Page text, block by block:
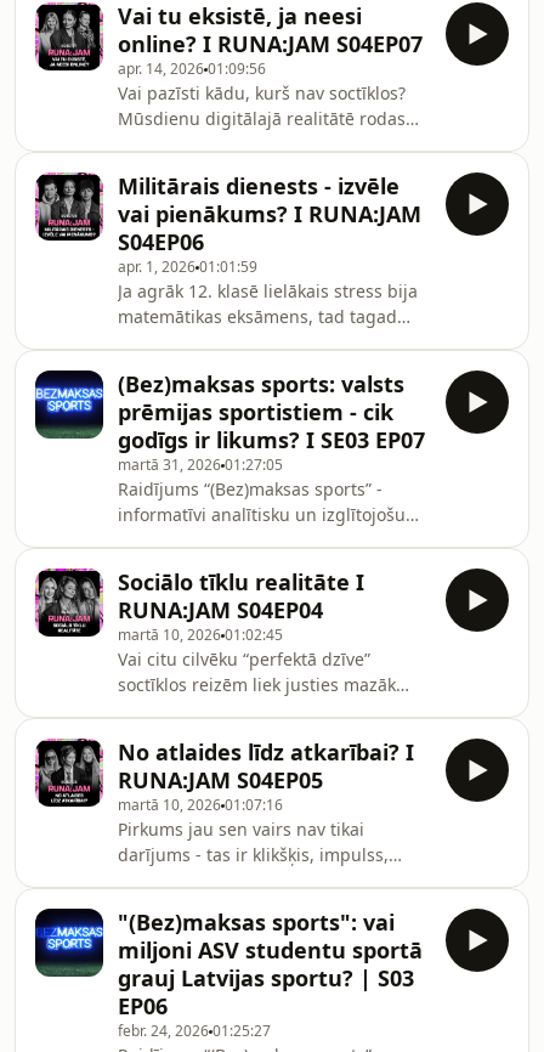
sportā. 3. sezonas 8. epizodes tēma:
nauda Latvijas basketbola klubos.
Publiskajā telpā un kuluāros nereti
klejo dažādas summas un arī
spekulācijas par Latvijas basketbola
klubu rocību. Cik pelna treneri, kādi ir
spēlētāju atalgojumi, cik
nepieciešams dal
Vai tu eksistē, ja neesi
online? I RUNA:JAM S04EP07
apr. 14, 202601:09:56
Vai pazīsti kādu, kurš nav soctīklos?
Mūsdienu digitālajā realitātē rodas
vari sajusties kā ārpus sistēmas vai
sabiedrības. Kur galu galā problēma -
pašos soctīklos vai tajā, kā mēs tos
lietojam un ko no tiem sagaidām -
studijā ar raidījuma vadītāju Nansiju
Garkalni diskutē Vanesa Čepule, kura
bauda dzīvi ārpus soctīkl
Militārais dienests - izvēle
vai pienākums? I RUNA:JAM
S04EP06
apr. 1, 202601:01:59
Ja agrāk 12. klasē lielākais stress bija
matemātikas eksāmens, tad tagad
principa”, kas skan mazliet kā loterija,
tikai balvā ir formastērps, nevis
ceļojums uz Bali. Tā ir pavēste,
datums kalendārā un izvēle, kas
pēkšņi izskatās nopietnāka par to,
kuru maģistra programmu
izvēlēties.Vai tas ir pilsoņa pienākums
vai tomēr personisk
(Bez)maksas sports: valsts
prēmijas sportistiem - cik
godīgs ir likums? I SE03 EP07
martā 31, 202601:27:05
Raidījums “(Bez)maksas sports” -
informatīvi analītisku un izglītojošu
sportā. 3. sezonas 7. epizodes tēma:
Valsts prēmijas Latvijas sportistiem –
tēma, kas kā karsts kartupelis
atkārtojas gadu pēc gada. Kurš
saņēmis? Cik saņēmis? Un vai pareizi
saņēmis? Tie ir jautājumi, kuri sporta
sabiedrībā tiek vētīti regulāri. Šoreiz p
Sociālo tīklu realitāte I
RUNA:JAM S04EP04
martā 10, 202601:02:45
Vai citu cilvēku “perfektā dzīve”
soctīklos reizēm liek justies mazāk
nereti slēpjas realitāte, kas netiek
parādīta. Cik godīgi esam pret sevi un
citiem digitālajā vidē, un kādu cenu
par to maksā mūsu mentālā veselība -
šoreiz raidījuma vadītāja Nansija
Garkalne studijā aicinājusi sociālo
tīklu satura veidotāju Aneti Gludīti
No atlaides līdz atkarībai? I
RUNA:JAM S04EP05
martā 10, 202601:07:16
Pirkums jau sen vairs nav tikai
darījums - tas ir klikšķis, impulss,
nopērkam vēl vienu trauku komplektu,
jo bija 70% atlaide. Un jautājums nav
tikai “vai varu atļauties?”, bet gan
“kāpēc es to vispār gribu?”. Par
jaunākajām patēriņa tendencēm
"(Bez)maksas sports": vai
miljoni ASV studentu sportā
grauj Latvijas sportu? | S03
EP06
febr. 24, 202601:25:27